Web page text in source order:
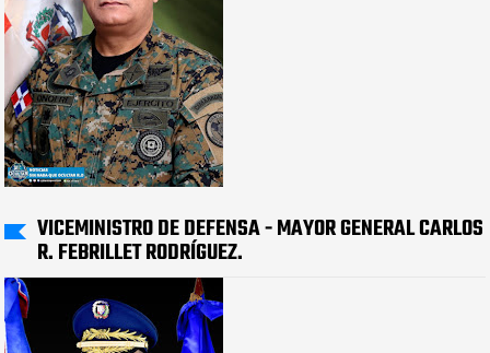
VICEMINISTRO DE DEFENSA - MAYOR GENERAL CARLOS
R. FEBRILLET RODRÍGUEZ.